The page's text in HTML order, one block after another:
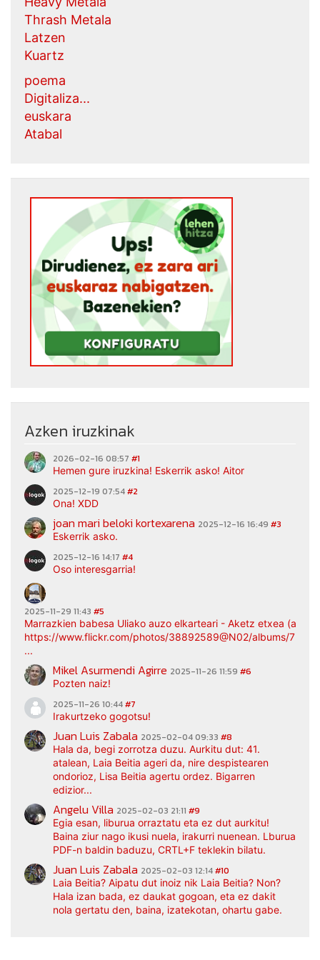
Thrash Metala
Latzen
Kuartz
poema
Digitaliza...
euskara
Atabal
Azken iruzkinak
2026-02-16 08:57 #1
Hemen gure iruzkina! Eskerrik asko! Aitor
2025-12-19 07:54#2
Ona! XDD
joan mari beloki kortexarena 2025-12-16 16:49 #3
Eskerrik asko.
2025-12-16 14:17 #4
Oso interesgarria!
2025-11-29 11:43 #5
Marrazkien babesa Uliako auzo elkarteari - Aketz etxea
https://www.flickr.com/photos/38892589@N02/albums/
...
Mikel Asurmendi Agirre 2025-11-26 11:59 #6
Pozten naiz!
2025-11-26 10:44#7
Irakurtzeko gogotsu!
Juan Luis Zabala 2025-02-04 09:33 #8
Hala da, begi zorrotza duzu. Aurkitu dut: 41.
atalean, Laia Beitia ageri da, nire despistearen
ondorioz, Lisa Beitia agertu ordez. Bigarren
edizior...
Angelu Villa 2025-02-03 21:11 #9
Egia esan, liburua orraztatu eta ez dut aurkitu!
Baina ziur nago ikusi nuela, irakurri nuenean. Lburua
PDF-n baldin baduzu, CRTL+F teklekin bilatu.
Juan Luis Zabala 2025-02-03 12:14#10
Laia Beitia? Aipatu dut inoiz nik Laia Beitia? Non?
Hala izan bada, ez daukat gogoan, eta ez dakit
nola gertatu den, baina, izatekotan, ohartu gabe.